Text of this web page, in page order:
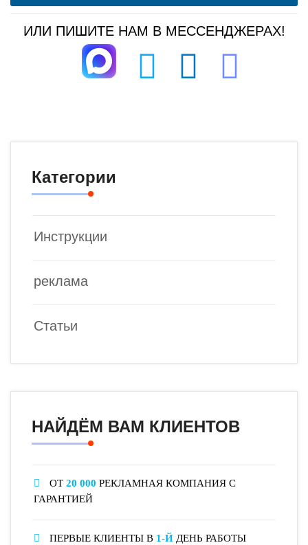
ИЛИ ПИШИТЕ НАМ В МЕССЕНДЖЕРАХ!
Категории
Инструкции
реклама
Статьи
НАЙДЁМ ВАМ КЛИЕНТОВ
ОТ 20 000 РЕКЛАМНАЯ КОМПАНИЯ С
ГАРАНТИЕЙ
ПЕРВЫЕ КЛИЕНТЫ В 1-Й ДЕНЬ РАБОТЫ